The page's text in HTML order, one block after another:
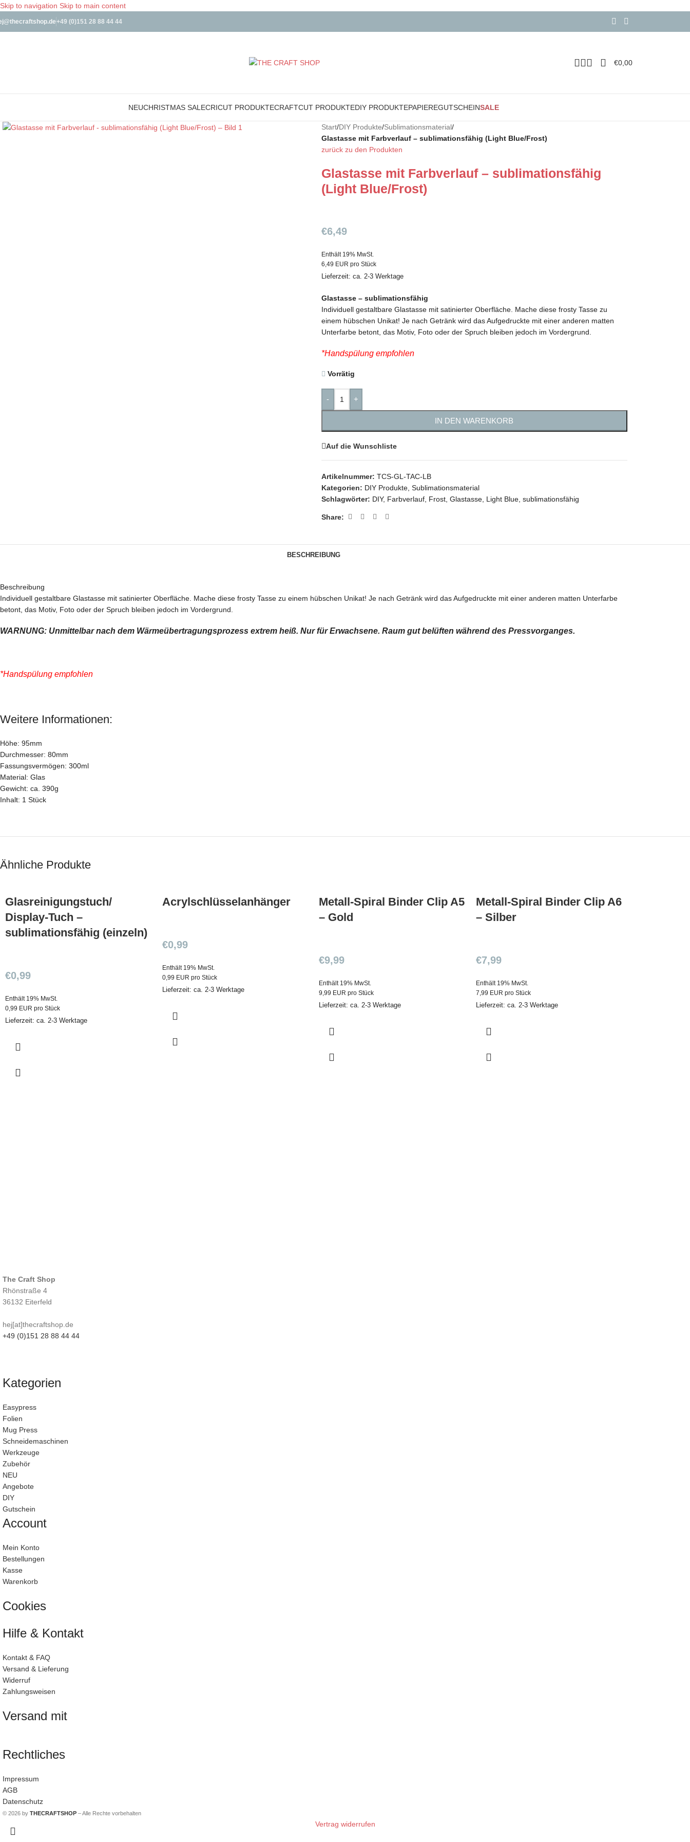
Skip to navigation Skip to main content
+49 (0)151 28 88 44 44
€0,00
NEUCHRISTMAS SALECRICUT PRODUKTECRAFTCUT PRODUKTEDIY PRODUKTEPAPIEREGUTSCHEINSALE
Start/DIY Produkte/Sublimationsmaterial/
Glastasse mit Farbverlauf – sublimationsfähig (Light Blue/Frost)
zurück zu den Produkten
Glastasse mit Farbverlauf – sublimationsfähig
(Light Blue/Frost)
€6,49
Enthält 19% MwSt.
6,49 EUR pro Stück
Lieferzeit: ca. 2-3 Werktage
Glastasse – sublimationsfähig
Individuell gestaltbare Glastasse mit satinierter Oberfläche. Mache diese frosty Tasse zu
einem hübschen Unikat! Je nach Getränk wird das Aufgedruckte mit einer anderen matten
Unterfarbe betont, das Motiv, Foto oder der Spruch bleiben jedoch im Vordergrund.
*Handspülung empfohlen
Vorrätig
- +
IN DEN WARENKORB
Auf die Wunschliste
Artikelnummer: TCS-GL-TAC-LB
Kategorien: DIY Produkte, Sublimationsmaterial
Schlagwörter: DIY, Farbverlauf, Frost, Glastasse, Light Blue, sublimationsfähig
Share:
BESCHREIBUNG
Beschreibung
Individuell gestaltbare Glastasse mit satinierter Oberfläche. Mache diese frosty Tasse zu einem hübschen Unikat! Je nach Getränk wird das Aufgedruckte mit einer anderen matten Unterfarbe
betont, das Motiv, Foto oder der Spruch bleiben jedoch im Vordergrund.
WARNUNG: Unmittelbar nach dem Wärmeübertragungsprozess extrem heiß. Nur für Erwachsene. Raum gut belüften während des Pressvorganges.
*Handspülung empfohlen
Weitere Informationen:
Höhe: 95mm
Durchmesser: 80mm
Fassungsvermögen: 300ml
Material: Glas
Gewicht: ca. 390g
Inhalt: 1 Stück
Ähnliche Produkte
Glasreinigungstuch/
Display-Tuch –
sublimationsfähig (einzeln)
€0,99
Enthält 19% MwSt.
0,99 EUR pro Stück
Lieferzeit: ca. 2-3 Werktage
Acrylschlüsselanhänger
€0,99
Enthält 19% MwSt.
0,99 EUR pro Stück
Lieferzeit: ca. 2-3 Werktage
Metall-Spiral Binder Clip A5
– Gold
€9,99
Enthält 19% MwSt.
9,99 EUR pro Stück
Lieferzeit: ca. 2-3 Werktage
Metall-Spiral Binder Clip A6
– Silber
€7,99
Enthält 19% MwSt.
7,99 EUR pro Stück
Lieferzeit: ca. 2-3 Werktage
The Craft Shop
Rhönstraße 4
36132 Eiterfeld
hej[at]thecraftshop.de
+49 (0)151 28 88 44 44
Kategorien
Easypress
Folien
Mug Press
Schneidemaschinen
Werkzeuge
Zubehör
NEU
Angebote
DIY
Gutschein
Account
Mein Konto
Bestellungen
Kasse
Warenkorb
Cookies
Hilfe & Kontakt
Kontakt & FAQ
Versand & Lieferung
Widerruf
Zahlungsweisen
Versand mit
Rechtliches
Impressum
AGB
Datenschutz
© 2026 by THECRAFTSHOP– Alle Rechte vorbehalten
Vertrag widerrufen